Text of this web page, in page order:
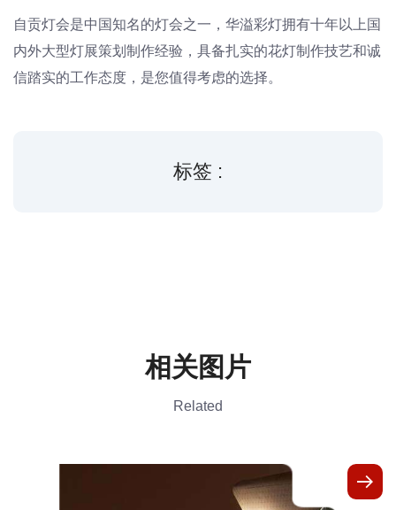
自贡灯会是中国知名的灯会之一，华溢彩灯拥有十年以上国
内外大型灯展策划制作经验，具备扎实的花灯制作技艺和诚
信踏实的工作态度，是您值得考虑的选择。
标签 :
相关图片
Related